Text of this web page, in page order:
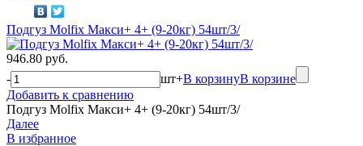
Подгуз Molfix Макси+ 4+ (9-20кг) 54шт/3/
946.80 руб.
-
шт+В корзинуВ корзине
Добавить к сравнению
Подгуз Molfix Макси+ 4+ (9-20кг) 54шт/3/
Далее
В избранное